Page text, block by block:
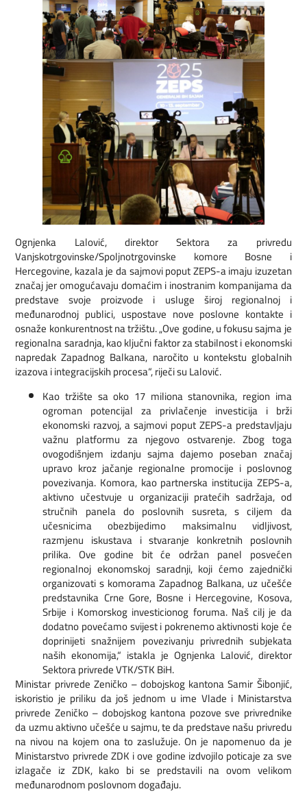
Ognjenka Lalović, direktor Sektora za privredu
Vanjskotrgovinske/Spoljnotrgovinske komore Bosne i
Hercegovine, kazala je da sajmovi poput ZEPS-a imaju izuzetan
značaj jer omogućavaju domaćim i inostranim kompanijama da
predstave svoje proizvode i usluge široj regionalnoj i
međunarodnoj publici, uspostave nove poslovne kontakte i
osnaže konkurentnost na tržištu. „Ove godine, u fokusu sajma je
regionalna saradnja, kao ključni faktor za stabilnost i ekonomski
napredak Zapadnog Balkana, naročito u kontekstu globalnih
izazova i integracijskih procesa“, riječi su Lalović.
Kao tržište sa oko 17 miliona stanovnika, region ima
ogroman potencijal za privlačenje investicija i brži
ekonomski razvoj, a sajmovi poput ZEPS-a predstavljaju
važnu platformu za njegovo ostvarenje. Zbog toga
ovogodišnjem izdanju sajma dajemo poseban značaj
upravo kroz jačanje regionalne promocije i poslovnog
povezivanja. Komora, kao partnerska institucija ZEPS-a,
aktivno učestvuje u organizaciji pratećih sadržaja, od
stručnih panela do poslovnih susreta, s ciljem da
učesnicima obezbijedimo maksimalnu vidljivost,
razmjenu iskustava i stvaranje konkretnih poslovnih
prilika. Ove godine bit će održan panel posvećen
regionalnoj ekonomskoj saradnji, koji ćemo zajednički
organizovati s komorama Zapadnog Balkana, uz učešće
predstavnika Crne Gore, Bosne i Hercegovine, Kosova,
Srbije i Komorskog investicionog foruma. Naš cilj je da
dodatno povećamo svijest i pokrenemo aktivnosti koje će
doprinijeti snažnijem povezivanju privrednih subjekata
naših ekonomija,“ istakla je Ognjenka Lalović, direktor
Sektora privrede VTK/STK BiH.
Ministar privrede Zeničko – dobojskog kantona Samir Šibonjić,
iskoristio je priliku da još jednom u ime Vlade i Ministarstva
privrede Zeničko – dobojskog kantona pozove sve privrednike
da uzmu aktivno učešće u sajmu, te da predstave našu privredu
na nivou na kojem ona to zaslužuje. On je napomenuo da je
Ministarstvo privrede ZDK i ove godine izdvojilo poticaje za sve
izlagače iz ZDK, kako bi se predstavili na ovom velikom
međunarodnom poslovnom događaju.